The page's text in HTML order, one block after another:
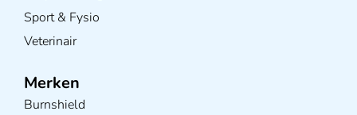
Sport & Fysio
Veterinair
Merken
Burnshield